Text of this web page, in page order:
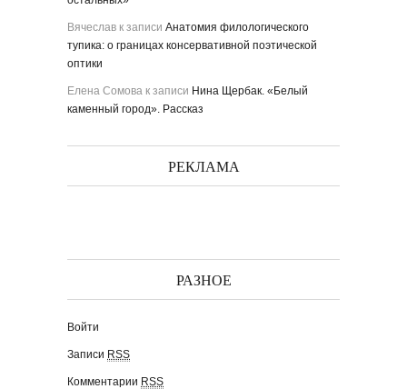
Вячеслав к записи Анатомия филологического
тупика: о границах консервативной поэтической
оптики
Елена Сомова к записи Нина Щербак. «Белый
каменный город». Рассказ
РЕКЛАМА
РАЗНОЕ
Войти
Записи RSS
Комментарии RSS